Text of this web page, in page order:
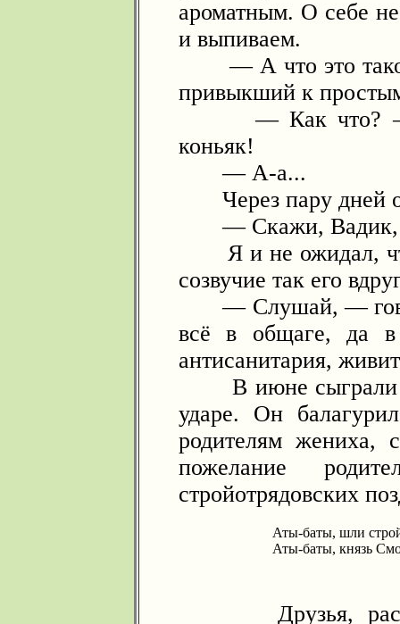
ароматным. О себе
и выпиваем.
— А что это
привыкший к
— Как что? —
коньяк!
— А-а...
Через пару дней
— Скажи, Вадик, а
Я и не ожидал, что
созвучие так его
— Слушай, —
всё в общаге, да в
антисанитария,
В июне сыграли
ударе. Он
родителям жениха,
пожелание
стройотрядовских
Аты-баты, шли
Аты-баты, князь
Друзья,